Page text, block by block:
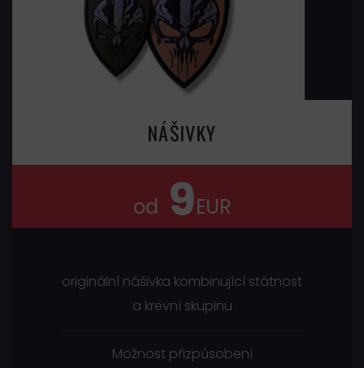
NÁŠIVKY
od 9EUR
originální nášivka kombinující státnost
a krevní skupinu
Možnost přizpůsobení